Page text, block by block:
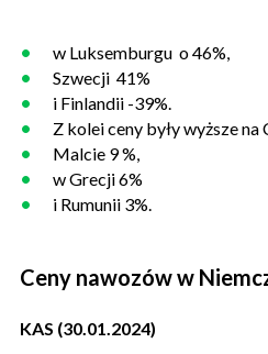
w Luksemburgu o 46%,
Szwecji 41%
i Finlandii -39%.
Z kolei ceny były wyższe na
Malcie 9 %,
w Grecji 6%
i Rumunii 3%.
Ceny nawozów w
KAS (30.01.2024)